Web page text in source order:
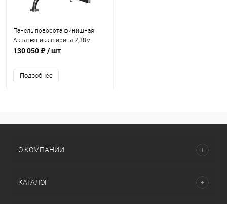
Панель поворота финишная
Акватехника ширина 2,38м
(AT10.17)
130 050 ₽/ шт
Подробнее
О КОМПАНИИ
КАТАЛОГ